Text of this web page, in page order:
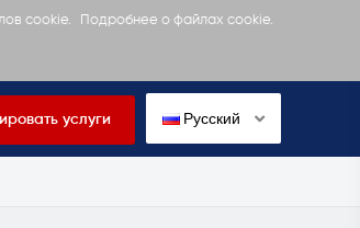
cookie. Подробнее о файлах cookie.
услуги Русский